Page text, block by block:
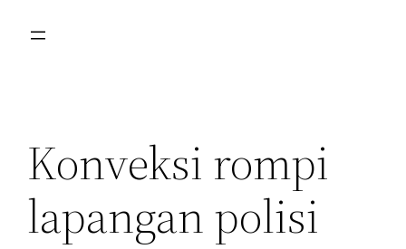
Konveksi rompi
lapangan polisi